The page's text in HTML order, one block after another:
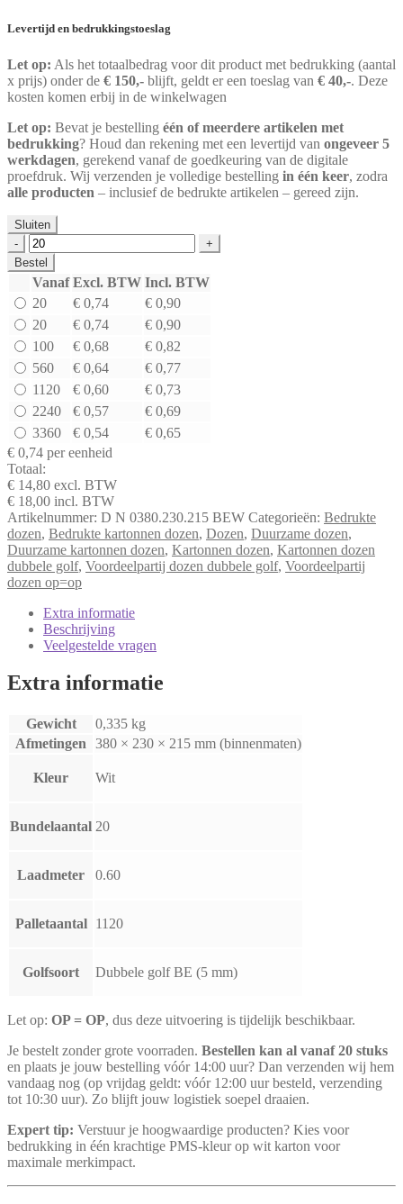
Levertijd en bedrukkingstoeslag
Let op: Als het totaalbedrag voor dit product met bedrukking (aantal
x prijs) onder de € 150,- blijft, geldt er een toeslag van € 40,-. Deze
kosten komen erbij in de winkelwagen
Let op: Bevat je bestelling één of meerdere artikelen met
bedrukking? Houd dan rekening met een levertijd van ongeveer 5
werkdagen, gerekend vanaf de goedkeuring van de digitale
proefdruk. Wij verzenden je volledige bestelling in één keer, zodra
alle producten – inclusief de bedrukte artikelen – gereed zijn.
Sluiten
Kartonnen
doos
wit
dubbele
golf
BE
OP=OP
380
x
230
x
215
mm
aantal
Bestel
Vanaf Excl. BTW Incl. BTW
20
€ 0,74
€ 0,90
20
€ 0,74
€ 0,90
100
€ 0,68
€ 0,82
560
€ 0,64
€ 0,77
1120
€ 0,60
€ 0,73
2240
€ 0,57
€ 0,69
3360
€ 0,54
€ 0,65
€ 0,74 per eenheid
Totaal:
€ 14,80 excl. BTW
€ 18,00 incl. BTW
Artikelnummer: D N 0380.230.215 BEW Categorieën: Bedrukte
dozen, Bedrukte kartonnen dozen, Dozen, Duurzame dozen,
Duurzame kartonnen dozen, Kartonnen dozen, Kartonnen dozen
dubbele golf, Voordeelpartij dozen dubbele golf, Voordeelpartij
dozen op=op
Extra informatie
Beschrijving
Veelgestelde vragen
Extra informatie
Gewicht
0,335 kg
Afmetingen
380 × 230 × 215 mm (binnenmaten)
Kleur Wit
Bundelaantal 20
Laadmeter 0.60
Palletaantal 1120
Golfsoort Dubbele golf BE (5 mm)
Let op: OP = OP, dus deze uitvoering is tijdelijk beschikbaar.
Je bestelt zonder grote voorraden. Bestellen kan al vanaf 20 stuks
en plaats je jouw bestelling vóór 14:00 uur? Dan verzenden wij hem
vandaag nog (op vrijdag geldt: vóór 12:00 uur besteld, verzending
tot 10:30 uur). Zo blijft jouw logistiek soepel draaien.
Expert tip: Verstuur je hoogwaardige producten? Kies voor
bedrukking in één krachtige PMS-kleur op wit karton voor
maximale merkimpact.